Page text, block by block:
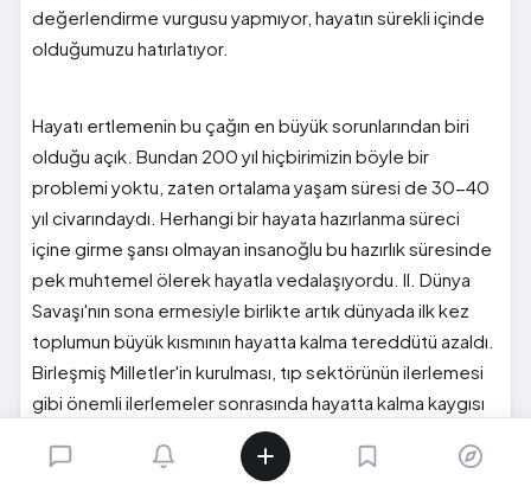
değerlendirme vurgusu yapmıyor, hayatın sürekli içinde
olduğumuzu hatırlatıyor.
Hayatı ertlemenin bu çağın en büyük sorunlarından biri
olduğu açık. Bundan 200 yıl hiçbirimizin böyle bir
problemi yoktu, zaten ortalama yaşam süresi de 30-40
yıl civarındaydı. Herhangi bir hayata hazırlanma süreci
içine girme şansı olmayan insanoğlu bu hazırlık süresinde
pek muhtemel ölerek hayatla vedalaşıyordu. II. Dünya
Savaşı'nın sona ermesiyle birlikte artık dünyada ilk kez
toplumun büyük kısmının hayatta kalma tereddütü azaldı.
Birleşmiş Milletler'in kurulması, tıp sektörünün ilerlemesi
gibi önemli ilerlemeler sonrasında hayatta kalma kaygısı
yerini yavaş yavaş 'daha değersiz' diyebileceğimiz
yaşam kalitesi, zamanı iyi değerlendirmek, gençliği keyifli